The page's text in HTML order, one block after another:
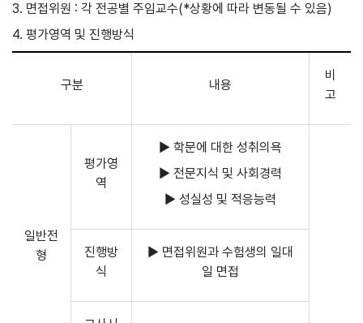
3. 면접위원 : 각 전공별 주임교수(*상황에 따라 변동될 수 있음)
4. 평가영역 및 진행방식
구분 내용
비
고
일반전
형
평가영
역
▶ 학문에 대한 성취의욕
▶ 전문지식 및 사회경력
▶ 성실성 및 적응능력
진행방
식
▶ 면접위원과 수험생의 일대
일 면접